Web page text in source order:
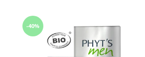
-40%